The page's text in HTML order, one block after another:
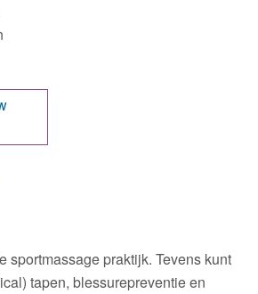
sportmassage praktijk. Tevens kunt
tapen, blessurepreventie en